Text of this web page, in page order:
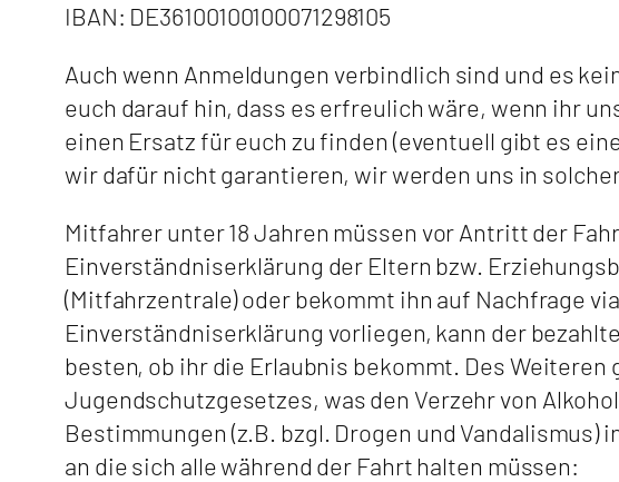
IBAN: DE36100100100071298105
Auch wenn Anmeldungen verbindlich sind und es
euch darauf hin, dass es erfreulich wäre, wenn ihr
einen Ersatz für euch zu finden (eventuell gibt es
wir dafür nicht garantieren, wir werden uns in
Mitfahrer unter 18 Jahren müssen vor Antritt der
Einverständniserklärung der Eltern bzw.
(Mitfahrzentrale) oder bekommt ihn auf Nachfrage
Einverständniserklärung vorliegen, kann der
besten, ob ihr die Erlaubnis bekommt. Des
Jugendschutzgesetzes, was den Verzehr von
Bestimmungen (z.B. bzgl. Drogen und Vandalismus)
an die sich alle während der Fahrt halten müssen: